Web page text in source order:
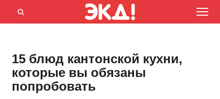
Menu
Открыть
15 блюд кантонской кухни,
которые вы обязаны
попробовать